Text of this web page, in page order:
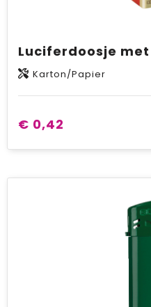
Karton/Papier
€ 0,42